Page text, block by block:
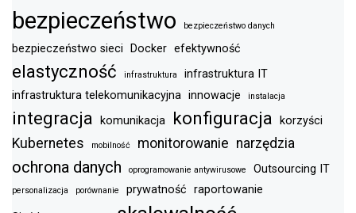
bezpieczeństwo bezpieczeństwo danych
bezpieczeństwo sieci Docker efektywność
elastyczność infrastruktura
infrastruktura IT
infrastruktura telekomunikacyjna innowacje instalacja
integracja komunikacja konfiguracja korzyści
Kubernetes mobilność monitorowanie narzędzia
ochrona danych oprogramowanie antywirusowe Outsourcing IT
personalizacja porównanie prywatność raportowanie